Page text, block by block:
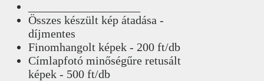
Összes készült kép átadása -
díjmentes
Finomhangolt képek - 200 ft/db
Címlapfotó minőségűre retusált
képek - 500 ft/db